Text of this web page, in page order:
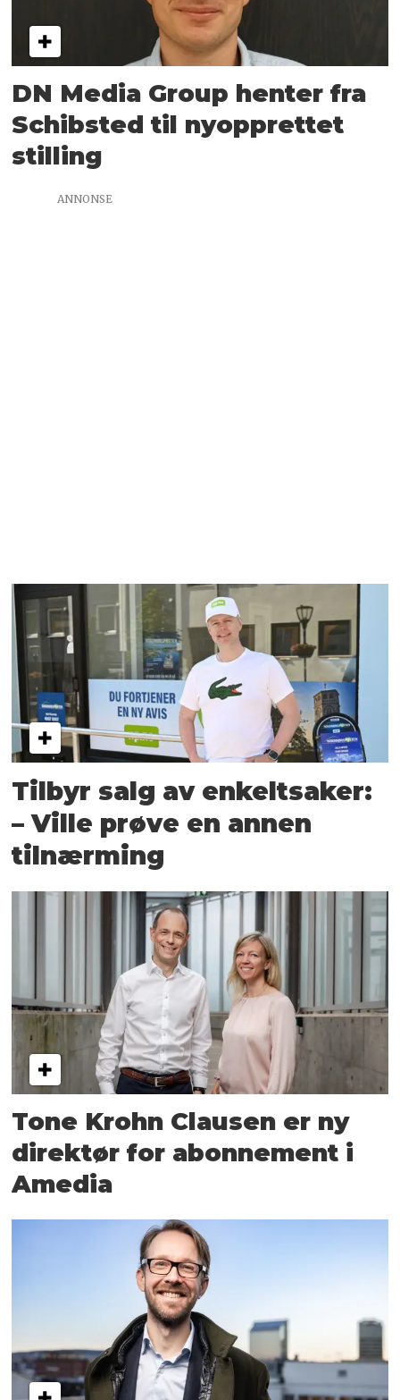
DN Media Group henter fra
Schibsted til nyopprettet
stilling
ANNONSE
Tilbyr salg av enkeltsaker:
– Ville prøve en annen
tilnærming
Tone Krohn Clausen er ny
direktør for abonnement i
Amedia